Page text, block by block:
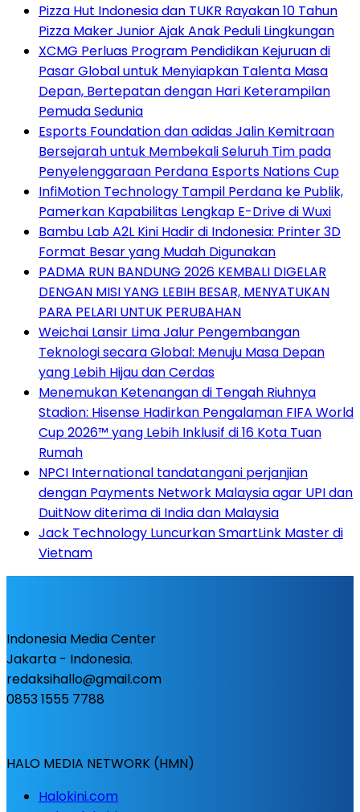
Pizza Hut Indonesia dan TUKR Rayakan 10 Tahun
Pizza Maker Junior Ajak Anak Peduli Lingkungan
XCMG Perluas Program Pendidikan Kejuruan di
Pasar Global untuk Menyiapkan Talenta Masa
Depan, Bertepatan dengan Hari Keterampilan
Pemuda Sedunia
Esports Foundation dan adidas Jalin Kemitraan
Bersejarah untuk Membekali Seluruh Tim pada
Penyelenggaraan Perdana Esports Nations Cup
InfiMotion Technology Tampil Perdana ke Publik,
Pamerkan Kapabilitas Lengkap E-Drive di Wuxi
Bambu Lab A2L Kini Hadir di Indonesia: Printer 3D
Format Besar yang Mudah Digunakan
PADMA RUN BANDUNG 2026 KEMBALI DIGELAR
DENGAN MISI YANG LEBIH BESAR, MENYATUKAN
PARA PELARI UNTUK PERUBAHAN
Weichai Lansir Lima Jalur Pengembangan
Teknologi secara Global: Menuju Masa Depan
yang Lebih Hijau dan Cerdas
Menemukan Ketenangan di Tengah Riuhnya
Stadion: Hisense Hadirkan Pengalaman FIFA World
Cup 2026™ yang Lebih Inklusif di 16 Kota Tuan
Rumah
NPCI International tandatangani perjanjian
dengan Payments Network Malaysia agar UPI dan
DuitNow diterima di India dan Malaysia
Jack Technology Luncurkan SmartLink Master di
Vietnam
Indonesia Media Center
Jakarta - Indonesia.
redaksihallo@gmail.com
0853 1555 7788
HALO MEDIA NETWORK (HMN)
Halokini.com